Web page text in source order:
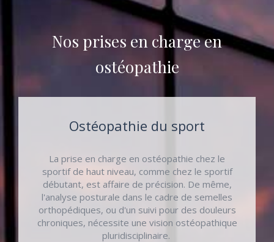
Nos prises en charge en
ostéopathie
Ostéopathie du sport
La prise en charge en ostéopathie chez le
sportif de haut niveau, comme chez le sportif
débutant, est affaire de précision. De même,
l'analyse posturale dans le cadre de semelles
orthopédiques, ou d'un suivi pour des douleurs
chroniques, nécessite une vision ostéopathique
pluridisciplinaire.